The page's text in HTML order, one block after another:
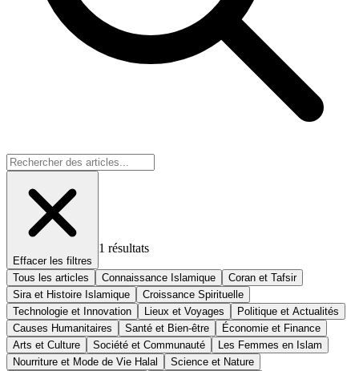
Effacer les filtres
1 résultats
Tous les articles Connaissance Islamique
Coran et Tafsir
Sira et Histoire Islamique
Croissance Spirituelle
Technologie et Innovation
Lieux et Voyages
Politique et Actualités
Causes Humanitaires
Santé et Bien-être
Économie et Finance
Arts et Culture
Société et Communauté
Les Femmes en Islam
Nourriture et Mode de Vie Halal
Science et Nature